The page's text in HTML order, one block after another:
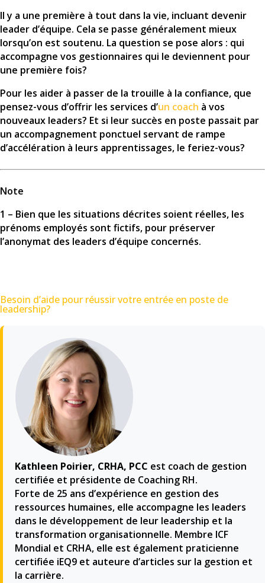
Il y a une première à tout dans la vie, incluant devenir
leader d’équipe. Cela se passe généralement mieux
lorsqu’on est soutenu. La question se pose alors : qui
accompagne vos gestionnaires qui le deviennent pour
une première fois?
Pour les aider à passer de la trouille à la confiance, que
pensez-vous d’offrir les services d’un coach à vos
nouveaux leaders? Et si leur succès en poste passait par
un accompagnement ponctuel servant de rampe
d’accélération à leurs apprentissages, le feriez-vous?
Note
1 – Bien que les situations décrites soient réelles, les
prénoms employés sont fictifs, pour préserver
l’anonymat des leaders d’équipe concernés.
Besoin d’aide pour réussir votre entrée en poste de
leadership?
Kathleen Poirier, CRHA, PCC est coach de gestion
certifiée et présidente de Coaching RH.
Forte de 25 ans d’expérience en gestion des
ressources humaines, elle accompagne les leaders
dans le développement de leur leadership et la
transformation organisationnelle. Membre ICF
Mondial et CRHA, elle est également praticienne
certifiée iEQ9 et auteure d’articles sur la gestion et
la carrière.